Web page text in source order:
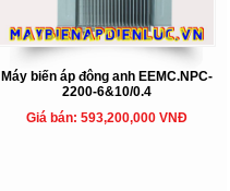
Máy biến áp đông anh EEMC.NPC-
2200-6&10/0.4
Giá bán: 593,200,000 VNĐ